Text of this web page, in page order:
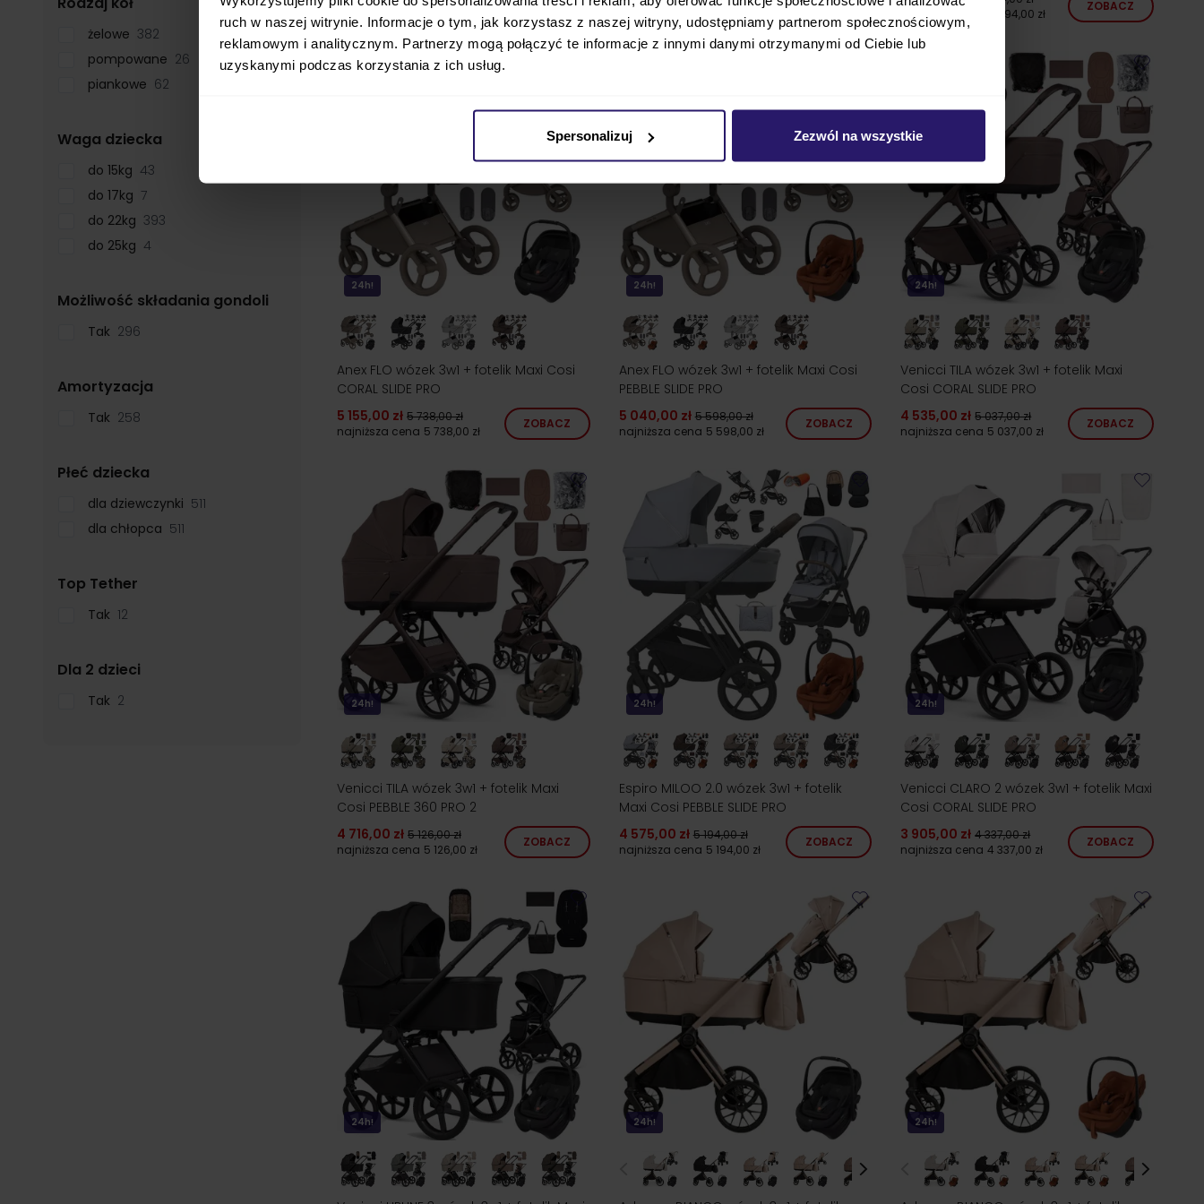
ruch w naszej witrynie. Informacje o tym, jak korzystasz z naszej witryny, udostępniamy partnerom społecznościowym,
reklamowym i analitycznym. Partnerzy mogą połączyć te informacje z innymi danymi otrzymanymi od Ciebie lub
uzyskanymi podczas korzystania z ich usług.
Spersonalizuj Zezwól na wszystkie
żelowe 382
pompowane 26
piankowe 62
Waga dziecka
do 15kg 43
do 17kg 7
do 22kg 393
do 25kg 4
Możliwość składania gondoli
Tak 296
Amortyzacja
Tak 258
Płeć dziecka
dla dziewczynki 511
dla chłopca 511
Top Tether
Tak 12
Dla 2 dzieci
Tak 2
najniższa cena
4 698,00 zł
ZOBACZ
najniższa cena
4 428,00 zł
ZOBACZ
najniższa cena
4 494,00 zł
ZOBACZ
24h!
Anex FLO wózek 3w1 + fotelik Maxi Cosi
CORAL SLIDE PRO
5 155,00 zł 5 738,00 zł
najniższa cena 5 738,00 zł
ZOBACZ
24h!
Anex FLO wózek 3w1 + fotelik Maxi Cosi
PEBBLE SLIDE PRO
5 040,00 zł 5 598,00 zł
najniższa cena 5 598,00 zł
ZOBACZ
24h!
Venicci TILA wózek 3w1 + fotelik Maxi
Cosi CORAL SLIDE PRO
4 535,00 zł 5 037,00 zł
najniższa cena 5 037,00 zł
ZOBACZ
24h!
Venicci TILA wózek 3w1 + fotelik Maxi
Cosi PEBBLE 360 PRO 2
4 716,00 zł 5 126,00 zł
najniższa cena 5 126,00 zł
ZOBACZ
24h!
Espiro MILOO 2.0 wózek 3w1 + fotelik
Maxi Cosi PEBBLE SLIDE PRO
4 575,00 zł 5 194,00 zł
najniższa cena 5 194,00 zł
ZOBACZ
24h!
Venicci CLARO 2 wózek 3w1 + fotelik Maxi
Cosi CORAL SLIDE PRO
3 905,00 zł 4 337,00 zł
najniższa cena 4 337,00 zł
ZOBACZ
24h! 24h! 24h!